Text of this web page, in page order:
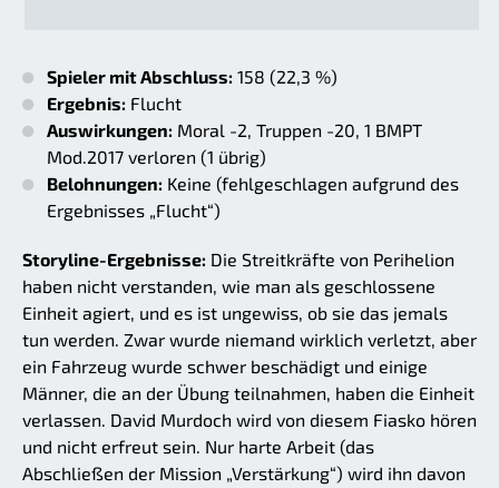
Spieler mit Abschluss: 158 (22,3 %)
Ergebnis: Flucht
Auswirkungen: Moral -2, Truppen -20, 1 BMPT
Mod.2017 verloren (1 übrig)
Belohnungen: Keine (fehlgeschlagen aufgrund des
Ergebnisses „Flucht“)
Storyline-Ergebnisse: Die Streitkräfte von Perihelion
haben nicht verstanden, wie man als geschlossene
Einheit agiert, und es ist ungewiss, ob sie das jemals
tun werden. Zwar wurde niemand wirklich verletzt, aber
ein Fahrzeug wurde schwer beschädigt und einige
Männer, die an der Übung teilnahmen, haben die Einheit
verlassen. David Murdoch wird von diesem Fiasko hören
und nicht erfreut sein. Nur harte Arbeit (das
Abschließen der Mission „Verstärkung“) wird ihn davon